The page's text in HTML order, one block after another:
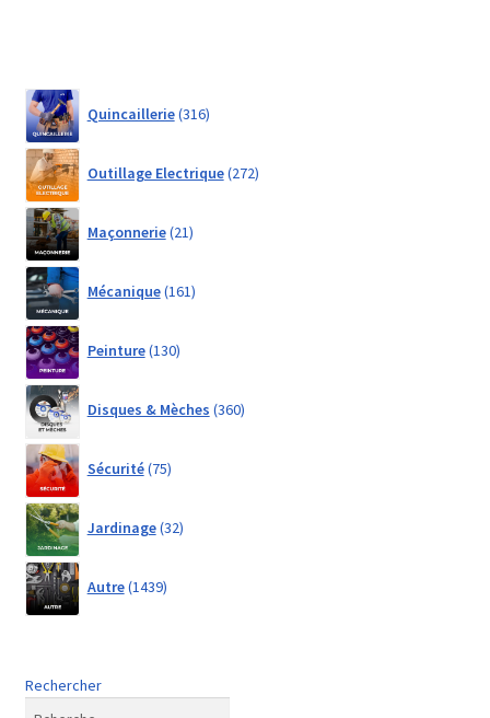
Quincaillerie 316products
Outillage Electrique 272products
Maçonnerie 21products
Mécanique 161products
Peinture 130products
Disques & Mèches 360products
Sécurité 75products
Jardinage 32products
Autre 1439products
Rechercher